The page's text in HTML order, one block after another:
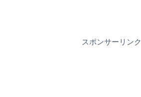
スポンサーリンク